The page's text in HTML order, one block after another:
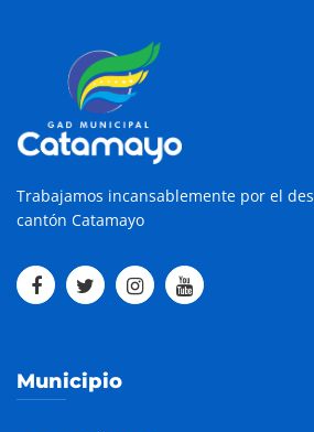
Trabajamos incansablemente por el
cantón Catamayo
Municipio